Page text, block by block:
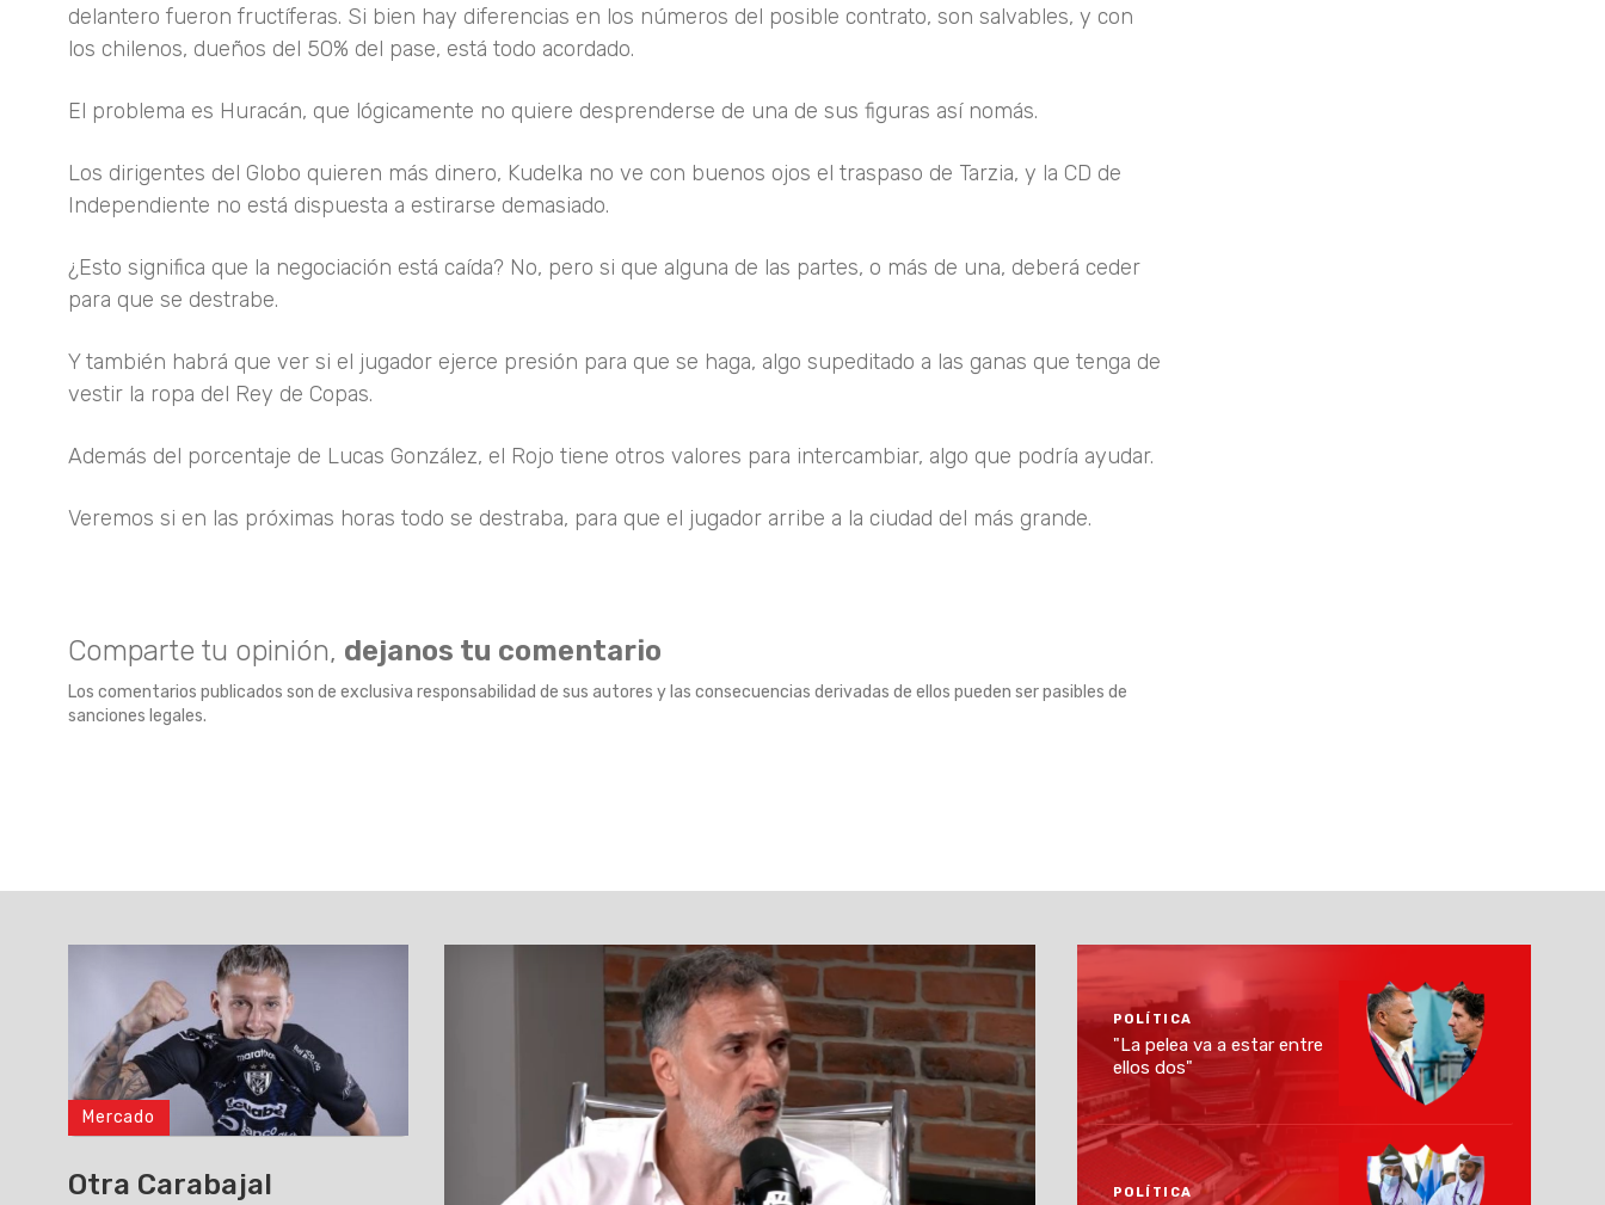
delantero fueron fructíferas. Si bien hay diferencias en los números del posible contrato, son salvables, y con
los chilenos, dueños del 50% del pase, está todo acordado.
El problema es Huracán, que lógicamente no quiere desprenderse de una de sus figuras así nomás.
Los dirigentes del Globo quieren más dinero, Kudelka no ve con buenos ojos el traspaso de Tarzia, y la CD de
Independiente no está dispuesta a estirarse demasiado.
¿Esto significa que la negociación está caída? No, pero si que alguna de las partes, o más de una, deberá ceder
para que se destrabe.
Y también habrá que ver si el jugador ejerce presión para que se haga, algo supeditado a las ganas que tenga de
vestir la ropa del Rey de Copas.
Además del porcentaje de Lucas González, el Rojo tiene otros valores para intercambiar, algo que podría ayudar.
Veremos si en las próximas horas todo se destraba, para que el jugador arribe a la ciudad del más grande.
Comparte tu opinión, dejanos tu comentario
Los comentarios publicados son de exclusiva responsabilidad de sus autores y las consecuencias derivadas de ellos pueden ser pasibles de
sanciones legales.
Mercado
Otra Carabajal
POLÍTICA
"La pelea va a estar entre
ellos dos"
POLÍTICA